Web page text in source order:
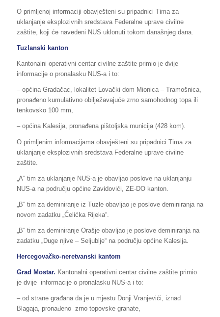
O primljenoj informaciji obavješteni su pripadnici Tima za
uklanjanje eksplozivnih sredstava Federalne uprave civilne
zaštite, koji će navedeni NUS uklonuti tokom današnjeg dana.
Tuzlanski kanton
Kantonalni operativni centar civilne zaštite primio je dvije
informacije o pronalasku NUS-a i to:
– općina Gradačac, lokalitet Lovački dom Mionica – Tramošnica,
pronađeno kumulativno obilježavajuće zrno samohodnog topa ili
tenkovsko 100 mm,
– općina Kalesija, pronađena pištoljska municija (428 kom).
O primljenim informacijama obavješteni su pripadnici Tima za
uklanjanje eksplozivnih sredstava Federalne uprave civilne
zaštite.
„A“ tim za uklanjanje NUS-a je obavljao poslove na uklanjanju
NUS-a na području općine Zavidovići, ZE-DO kanton.
„B“ tim za deminiranje iz Tuzle obavljao je poslove deminiranja na
novom zadatku „Čelićka Rijeka“.
„B“ tim za deminiranje Orašje obavljao je poslove deminiranja na
zadatku „Duge njive – Seljublje“ na području općine Kalesija.
Hercegovačko-neretvanski kantom
Grad Mostar. Kantonalni operativni centar civilne zaštite primio
je dvije informacije o pronalasku NUS-a i to:
– od strane građana da je u mjestu Donji Vranjevići, iznad
Blagaja, pronađeno zrno topovske granate,